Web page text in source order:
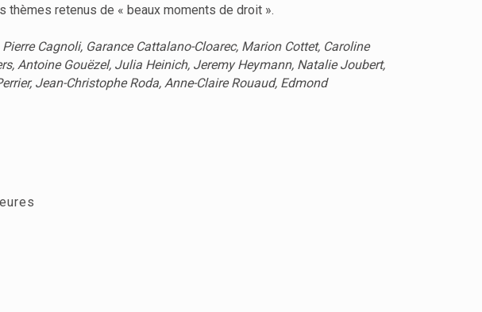
retenus de « beaux moments de droit ».
Cagnoli, Garance Cattalano-Cloarec, Marion Cottet, Caroline
Antoine Gouëzel, Julia Heinich, Jeremy Heymann, Natalie Joubert,
Jean-Christophe Roda, Anne-Claire Rouaud, Edmond